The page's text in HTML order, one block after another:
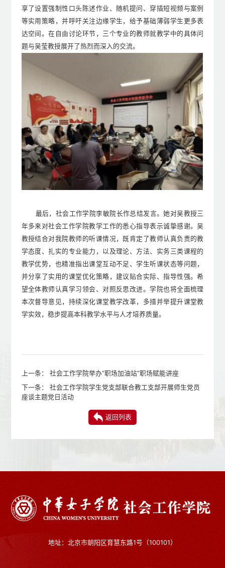
享了设置强制性口头陈述作业、随机提问、穿插短视频与案例
等实用策略，并呼吁关注边缘学生，给予基础薄弱学生更多表
达空间。在自由讨论环节，三个专业的教师就教学中的具体问
题与吴莹教授展开了热烈而深入的交流。
最后，社会工作学院李敏院长作总结发言。她对吴教授三
年多来对社会工作学院教学工作的悉心指导表示诚挚感谢。吴
教授结合对我院教师的听课情况，既肯定了教师认真负责的教
学态度、扎实的专业能力，以及理论、方法、实务三类课程的
教学优势，也精准指出课堂互动不足、学生听课状态等问题，
并分享了实用的课堂优化策略，建议贴合实际、指导性强。希
望全体教师认真学习领会、对照反思改进。学院也将全面梳理
本次督导意见，持续深化课堂教学改革，多措并举提升课堂教
学实效，稳步提高本科教学水平与人才培养质量。
上一条： 社会工作学院举办“职场加油站”职场赋能讲座
下一条： 社会工作学院学生党支部联合教工支部开展师生党员
座谈主题党日活动
返回列表
地址：北京市朝阳区育慧东路1号（100101）